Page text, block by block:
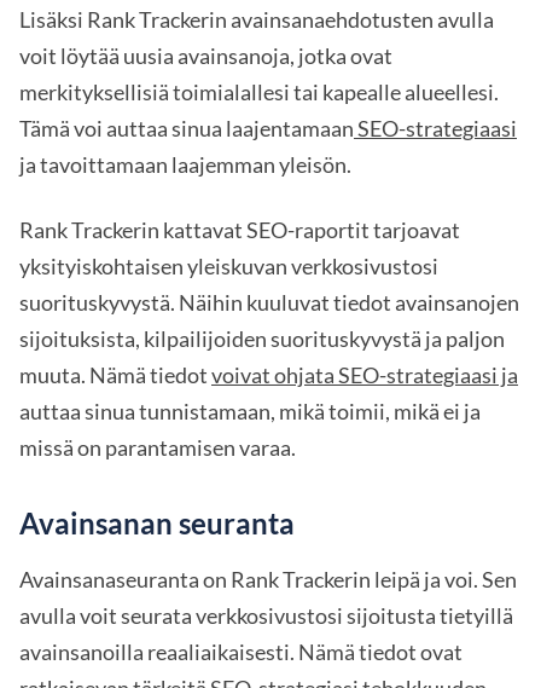
Lisäksi Rank Trackerin avainsanaehdotusten avulla
voit löytää uusia avainsanoja, jotka ovat
merkityksellisiä toimialallesi tai kapealle alueellesi.
Tämä voi auttaa sinua laajentamaanSEO-strategiaasi
ja tavoittamaan laajemman yleisön.
Rank Trackerin kattavat SEO-raportit tarjoavat
yksityiskohtaisen yleiskuvan verkkosivustosi
suorituskyvystä. Näihin kuuluvat tiedot avainsanojen
sijoituksista, kilpailijoiden suorituskyvystä ja paljon
muuta. Nämä tiedotvoivat ohjata SEO-strategiaasi ja
auttaa sinua tunnistamaan, mikä toimii, mikä ei ja
missä on parantamisen varaa.
Avainsanan seuranta
Avainsanaseuranta on Rank Trackerin leipä ja voi. Sen
avulla voit seurata verkkosivustosi sijoitusta tietyillä
avainsanoilla reaaliaikaisesti. Nämä tiedot ovat